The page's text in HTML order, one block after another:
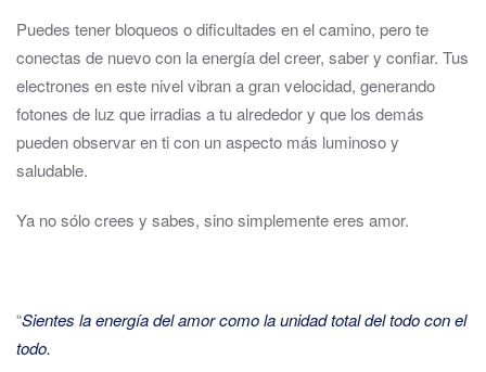
Puedes tener bloqueos o dificultades en el camino, pero te
conectas de nuevo con la energía del creer, saber y confiar. Tus
electrones en este nivel vibran a gran velocidad, generando
fotones de luz que irradias a tu alrededor y que los demás
pueden observar en ti con un aspecto más luminoso y
saludable.
Ya no sólo crees y sabes, sino simplemente eres amor.
“Sientes la energía del amor como la unidad total del todo con el
todo.